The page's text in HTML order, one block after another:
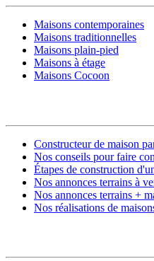
Maisons contemporaines
Maisons traditionnelles
Maisons plain-pied
Maisons à étage
Maisons Cocoon
Constructeur de maison
Nos conseils pour faire
Étapes de construction
Nos annonces terrains à
Nos annonces terrains +
Nos réalisations de